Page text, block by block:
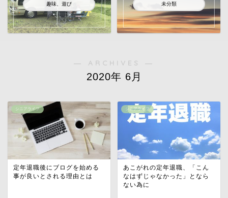
趣味、遊び 未分類
― ARCHIVES ―
2020年 6月
シニアライフ
定年退職後にブログを始める
事が良いとされる理由とは
シニアライフ
あこがれの定年退職、「こん
なはずじゃなかった」となら
ない為に